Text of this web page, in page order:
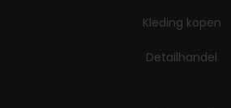
Kleding kopen
Detailhandel